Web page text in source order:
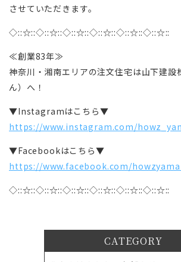
させていただきます。
◇::☆::◇::☆::◇::☆::◇::☆::◇::☆::◇::☆::
≪創業83年≫
神奈川・湘南エリアの注文住宅は山下建設
ん）へ！
▼Instagramはこちら▼
https://www.instagram.com/
▼Facebookはこちら▼
https://www.facebook.com/
◇::☆::◇::☆::◇::☆::◇::☆::◇::☆::◇::☆::
CATEGORY